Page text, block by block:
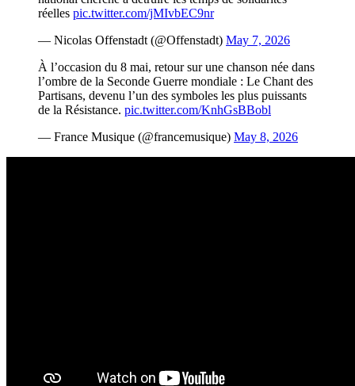
réelles pic.twitter.com/jMIvbEC9nr
— Nicolas Offenstadt (@Offenstadt) May 7, 2026
À l’occasion du 8 mai, retour sur une chanson née dans
l’ombre de la Seconde Guerre mondiale : Le Chant des
Partisans, devenu l’un des symboles les plus puissants
de la Résistance. pic.twitter.com/KnhGsBBobl
— France Musique (@francemusique) May 8, 2026